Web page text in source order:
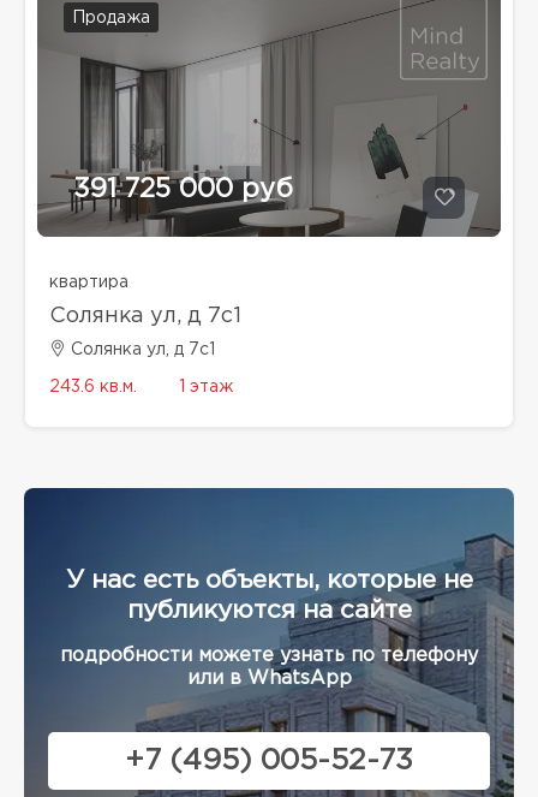
Продажа
391 725 000 руб
квартира
Солянка ул, д 7с1
Солянка ул, д 7с1
243.6 кв.м. 1 этаж
У нас есть объекты, которые не
публикуются на сайте
подробности можете узнать по телефону
или в WhatsApp
+7 (495) 005-52-73